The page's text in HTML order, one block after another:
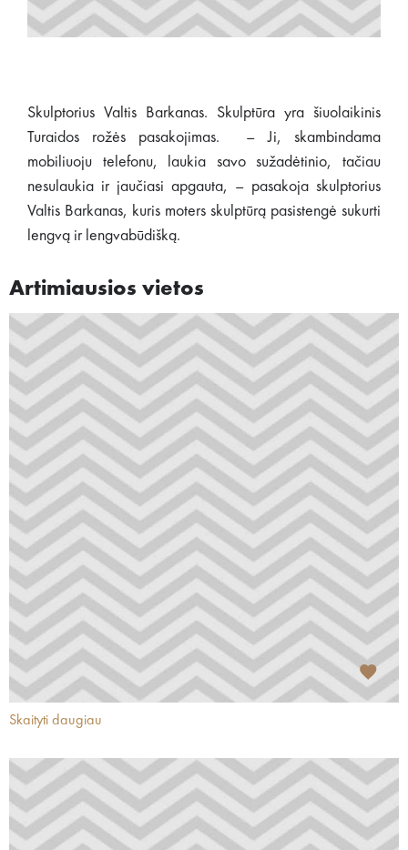
Skulptorius Valtis Barkanas. Skulptūra yra šiuolaikinis
Turaidos rožės pasakojimas. – Ji, skambindama
mobiliuoju telefonu, laukia savo sužadėtinio, tačiau
nesulaukia ir jaučiasi apgauta, – pasakoja skulptorius
Valtis Barkanas, kuris moters skulptūrą pasistengė sukurti
lengvą ir lengvabūdišką.
Artimiausios vietos
Skaityti daugiau